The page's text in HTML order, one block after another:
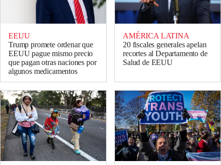
EEUU
Trump promete ordenar que
EEUU pague mismo precio
que pagan otras naciones por
algunos medicamentos
AMÉRICA LATINA
20 fiscales generales apelan
recortes al Departamento de
Salud de EEUU